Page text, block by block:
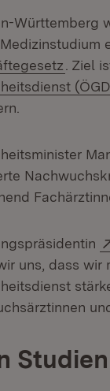
Württemberg
. Ziel
uns, dass wir